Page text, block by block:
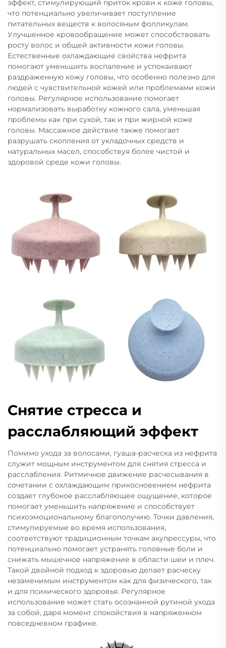
эффект, стимулирующий приток крови к коже головы,
что потенциально увеличивает поступление
питательных веществ к волосяным фолликулам.
Улучшенное кровообращение может способствовать
росту волос и общей активности кожи головы.
Естественные охлаждающие свойства нефрита
помогают уменьшить воспаление и успокаивают
раздраженную кожу головы, что особенно полезно для
людей с чувствительной кожей или проблемами кожи
головы. Регулярное использование помогает
нормализовать выработку кожного сала, уменьшая
проблемы как при сухой, так и при жирной коже
головы. Массажное действие также помогает
разрушать скопления от укладочных средств и
натуральных масел, способствуя более чистой и
здоровой среде кожи головы.
Снятие стресса и
расслабляющий эффект
Помимо ухода за волосами, гуаша-расческа из нефрита
служит мощным инструментом для снятия стресса и
расслабления. Ритмичное движение расчесывания в
сочетании с охлаждающим прикосновением нефрита
создает глубокое расслабляющее ощущение, которое
помогает уменьшить напряжение и способствует
психоэмоциональному благополучию. Точки давления,
стимулируемые во время использования,
соответствуют традиционным точкам акупрессуры, что
потенциально помогает устранять головные боли и
снижать мышечное напряжение в области шеи и плеч.
Такой двойной подход к здоровью делает расческу
незаменимым инструментом как для физического, так
и для психического здоровья. Регулярное
использование может стать осознанной рутиной ухода
за собой, даря момент спокойствия в напряженном
повседневном графике.